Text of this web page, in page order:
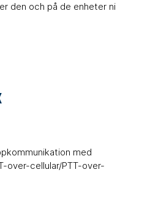
den och på de enheter ni
med
over-cellular/PTT-over-